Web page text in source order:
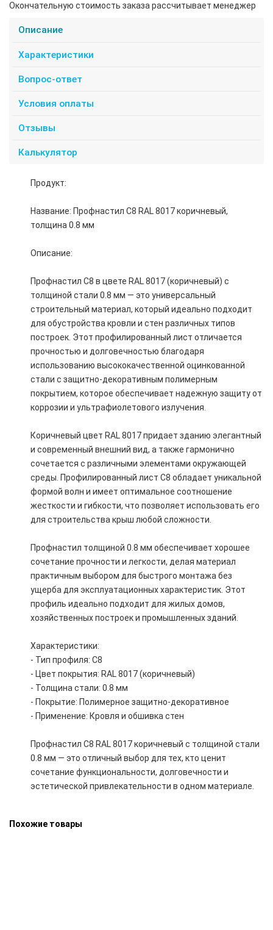
Окончательную стоимость заказа рассчитывает менеджер
Описание
Характеристики
Вопрос-ответ
Условия оплаты
Отзывы
Калькулятор
Продукт:
Название: Профнастил С8 RAL 8017 коричневый,
толщина 0.8 мм
Описание:
Профнастил С8 в цвете RAL 8017 (коричневый) с
толщиной стали 0.8 мм — это универсальный
строительный материал, который идеально подходит
для обустройства кровли и стен различных типов
построек. Этот профилированный лист отличается
прочностью и долговечностью благодаря
использованию высококачественной оцинкованной
стали с защитно-декоративным полимерным
покрытием, которое обеспечивает надежную защиту от
коррозии и ультрафиолетового излучения.
Коричневый цвет RAL 8017 придает зданию элегантный
и современный внешний вид, а также гармонично
сочетается с различными элементами окружающей
среды. Профилированный лист С8 обладает уникальной
формой волн и имеет оптимальное соотношение
жесткости и гибкости, что позволяет использовать его
для строительства крыш любой сложности.
Профнастил толщиной 0.8 мм обеспечивает хорошее
сочетание прочности и легкости, делая материал
практичным выбором для быстрого монтажа без
ущерба для эксплуатационных характеристик. Этот
профиль идеально подходит для жилых домов,
хозяйственных построек и промышленных зданий.
Характеристики:
- Тип профиля: С8
- Цвет покрытия: RAL 8017 (коричневый)
- Толщина стали: 0.8 мм
- Покрытие: Полимерное защитно-декоративное
- Применение: Кровля и обшивка стен
Профнастил С8 RAL 8017 коричневый с толщиной стали
0.8 мм — это отличный выбор для тех, кто ценит
сочетание функциональности, долговечности и
эстетической привлекательности в одном материале.
Похожие товары